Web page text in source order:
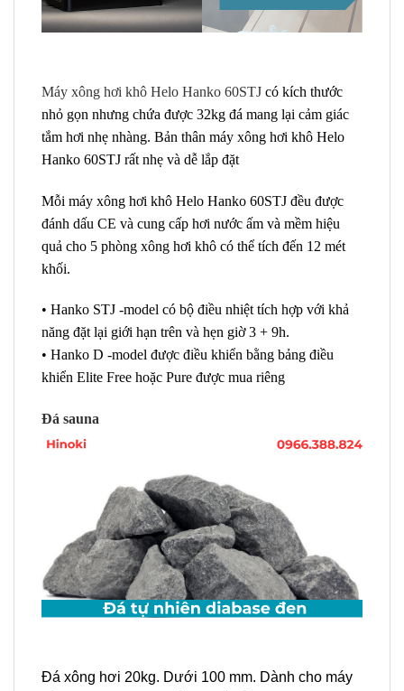
Máy xông hơi khô Helo Hanko 60STJ có kích thước
nhỏ gọn nhưng chứa được 32kg đá mang lại cảm giác
tắm hơi nhẹ nhàng. Bản thân máy xông hơi khô Helo
Hanko 60STJ rất nhẹ và dễ lắp đặt
Mỗi máy xông hơi khô Helo Hanko 60STJ đều được
đánh dấu CE và cung cấp hơi nước ấm và mềm hiệu
quả cho 5 phòng xông hơi khô có thể tích đến 12 mét
khối.
• Hanko STJ -model có bộ điều nhiệt tích hợp với khả
năng đặt lại giới hạn trên và hẹn giờ 3 + 9h.
• Hanko D -model được điều khiển bằng bảng điều
khiển Elite Free hoặc Pure được mua riêng
Đá sauna
Đá xông hơi 20kg. Dưới 100 mm. Dành cho máy